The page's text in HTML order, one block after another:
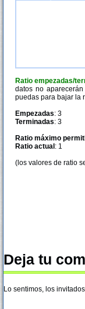
Ratio empezadas/
datos no
puedas para bajar la
Empezadas: 3
Terminadas: 3
Ratio máximo
Ratio actual : 1
(los valores de ratio
Deja tu
Lo sentimos, los